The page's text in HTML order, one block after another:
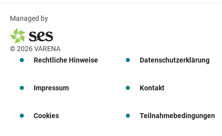
Managed by
© 2026 VARENA
Rechtliche Hinweise
Datenschutzerklärung
Impressum Kontakt
Cookies Teilnahmebedingungen